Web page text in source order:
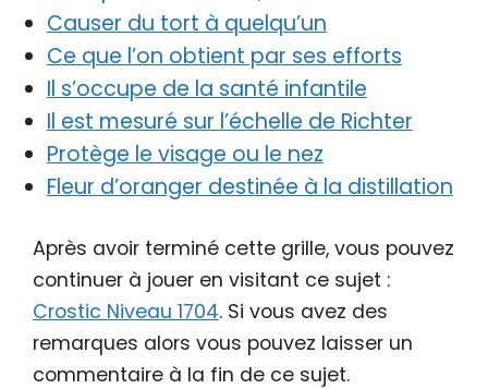
Causer du tort à quelqu’un
Ce que l’on obtient par ses efforts
Il s’occupe de la santé infantile
Il est mesuré sur l’échelle de Richter
Protège le visage ou le nez
Fleur d’oranger destinée à la distillation
Après avoir terminé cette grille, vous pouvez
continuer à jouer en visitant ce sujet :
Crostic Niveau 1704. Si vous avez des
remarques alors vous pouvez laisser un
commentaire à la fin de ce sujet.